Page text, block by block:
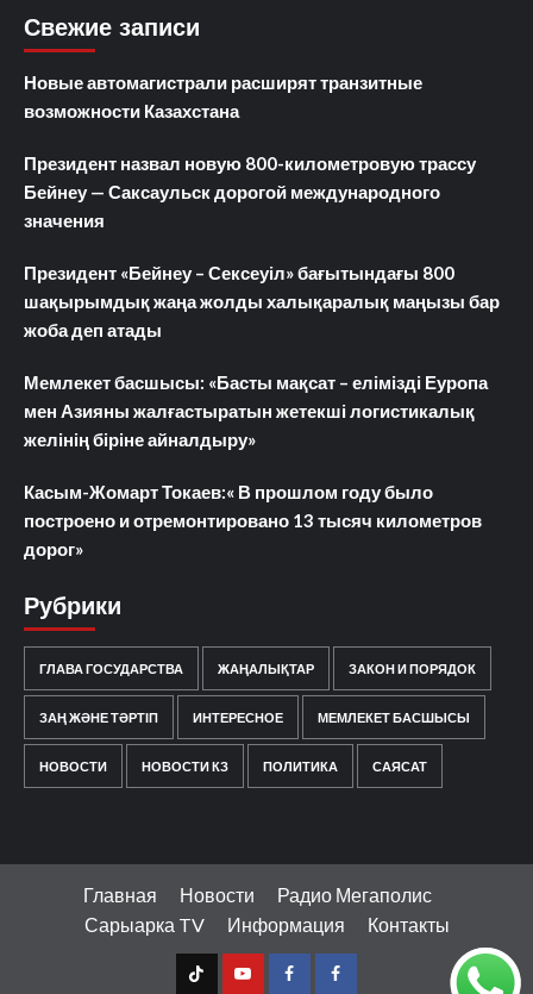
Свежие записи
Новые автомагистрали расширят транзитные
возможности Казахстана
Президент назвал новую 800-километровую трассу
Бейнеу — Саксаульск дорогой международного
значения
Президент «Бейнеу – Сексеуіл» бағытындағы 800
шақырымдық жаңа жолды халықаралық маңызы бар
жоба деп атады
Мемлекет басшысы: «Басты мақсат – елімізді Еуропа
мен Азияны жалғастыратын жетекші логистикалық
желінің біріне айналдыру»
Касым-Жомарт Токаев:« В прошлом году было
построено и отремонтировано 13 тысяч километров
дорог»
Рубрики
ГЛАВА ГОСУДАРСТВА ЖАҢАЛЫҚТАР ЗАКОН И ПОРЯДОК
ЗАҢ ЖӘНЕ ТӘРТІП ИНТЕРЕСНОЕ МЕМЛЕКЕТ БАСШЫСЫ
НОВОСТИ НОВОСТИ КЗ ПОЛИТИКА САЯСАТ
Главная Новости
Радио Мегаполис
Сарыарка TV
Информация Контакты